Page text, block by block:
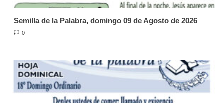
Semilla de la Palabra, domingo 09 de Agosto de 2026
0